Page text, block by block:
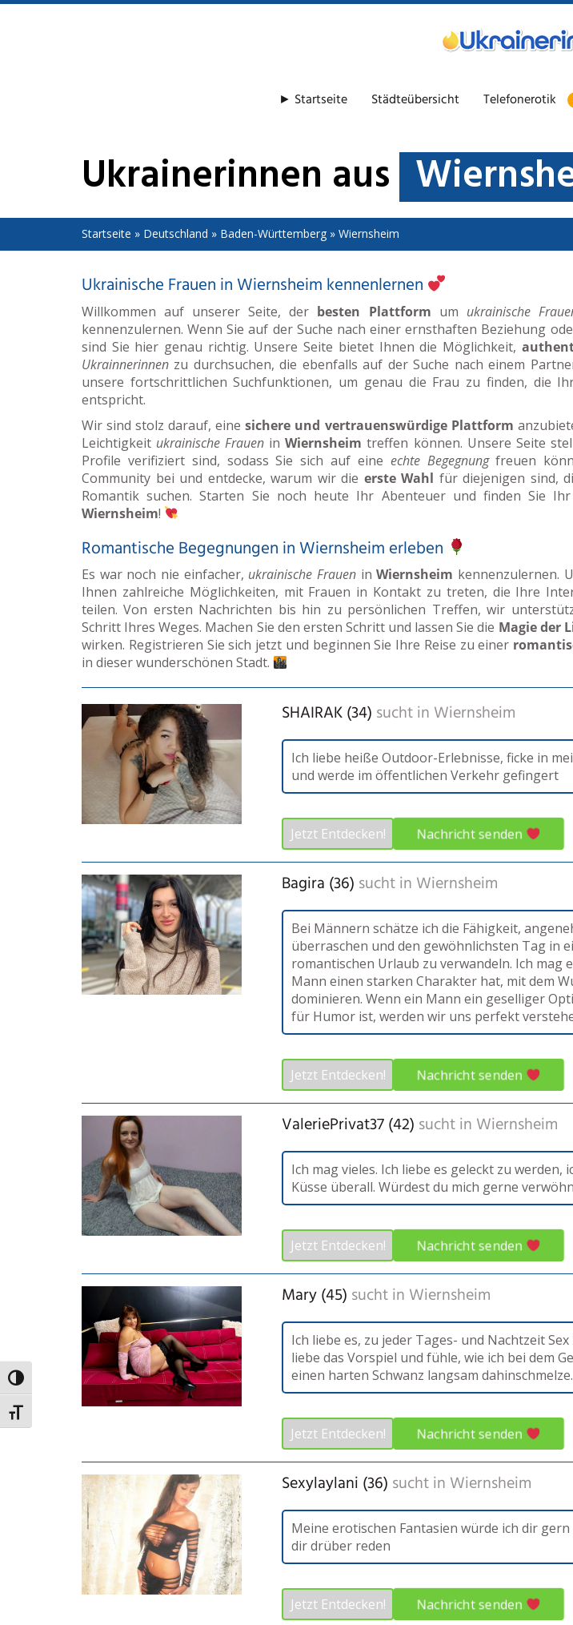
Umschalten auf hohe Kontraste
Schrift vergrößern
Skip
► Startseite Städteübersicht Telefonerotik
Ukrainerinnen aus
Startseite » Deutschland » Baden-Württemberg » Wiernsheim
Ukrainische Frauen in Wiernsheim kennenlernen
Willkommen auf unserer Seite, der besten Plattform um ukrainische
kennenzulernen. Wenn Sie auf der Suche nach einer ernsthaften Beziehung
sind Sie hier genau richtig. Unsere Seite bietet Ihnen die Möglichkeit,
Ukrainnerinnen zu durchsuchen, die ebenfalls auf der Suche nach einem
unsere fortschrittlichen Suchfunktionen, um genau die Frau zu finden, die
entspricht.
Wir sind stolz darauf, einesichere und vertrauenswürdige Plattform
Leichtigkeit ukrainische Frauen inWiernsheim treffen können. Unsere Seite
Profile verifiziert sind, sodass Sie sich auf eine echte Begegnungfreuen
Community bei und entdecke, warum wir die erste Wahl für diejenigen sind,
Romantik suchen. Starten Sie noch heute Ihr Abenteuer und finden Sie Ihr
Wiernsheim!
Romantische Begegnungen in Wiernsheim erleben
Es war noch nie einfacher, ukrainische Frauen inWiernsheim kennenzulernen.
Ihnen zahlreiche Möglichkeiten, mit Frauen in Kontakt zu treten, die Ihre
teilen. Von ersten Nachrichten bis hin zu persönlichen Treffen, wir
Schritt Ihres Weges. Machen Sie den ersten Schritt und lassen Sie die Magie der
wirken. Registrieren Sie sich jetzt und beginnen Sie Ihre Reise zu einer
in dieser wunderschönen Stadt.
SHAIRAK (34) sucht in Wiernsheim
Ich liebe heiße Outdoor-Erlebnisse, ficke in
und werde im öffentlichen Verkehr gefingert
Jetzt Entdecken! Nachricht senden
Bagira (36) sucht in Wiernsheim
Bei Männern schätze ich die Fähigkeit,
überraschen und den gewöhnlichsten Tag in
romantischen Urlaub zu verwandeln. Ich mag
Mann einen starken Charakter hat, mit dem
dominieren. Wenn ein Mann ein geselliger
für Humor ist, werden wir uns perfekt
Jetzt Entdecken! Nachricht senden
ValeriePrivat37 (42) sucht in Wiernsheim
Ich mag vieles. Ich liebe es geleckt zu werden,
Küsse überall. Würdest du mich gerne
Jetzt Entdecken! Nachricht senden
Mary (45) sucht in Wiernsheim
Ich liebe es, zu jeder Tages- und Nachtzeit
liebe das Vorspiel und fühle, wie ich bei dem
einen harten Schwanz langsam dahinschmelze.
Jetzt Entdecken! Nachricht senden
Sexylaylani (36) sucht in Wiernsheim
Meine erotischen Fantasien würde ich dir
dir drüber reden
Jetzt Entdecken! Nachricht senden